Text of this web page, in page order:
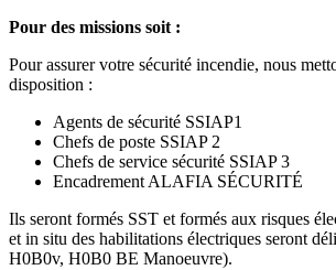
Pour des missions soit :
Pour assurer votre sécurité incendie, nous
disposition :
Agents de sécurité SSIAP1
Chefs de poste SSIAP 2
Chefs de service sécurité SSIAP 3
Encadrement ALAFIA SÉCURITÉ
Ils seront formés SST et formés aux risques
et in situ des habilitations électriques seront
H0B0v, H0B0 BE Manoeuvre).